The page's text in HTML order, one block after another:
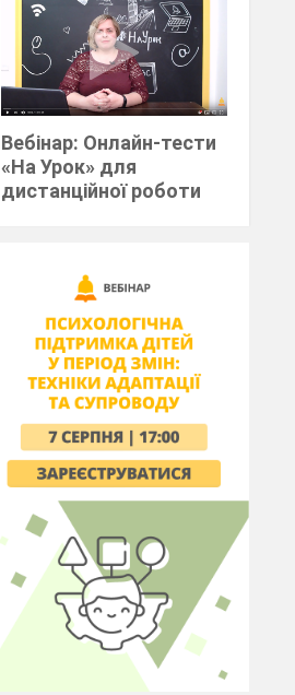
Вебінар: Онлайн-тести
«На Урок» для
дистанційної роботи